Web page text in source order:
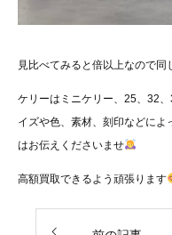
見比べてみると倍以上なので
ケリーはミニケリー、25、32
イズや色、素材、刻印などに
はお伝えくださいませ
高額買取できるよう頑張ります